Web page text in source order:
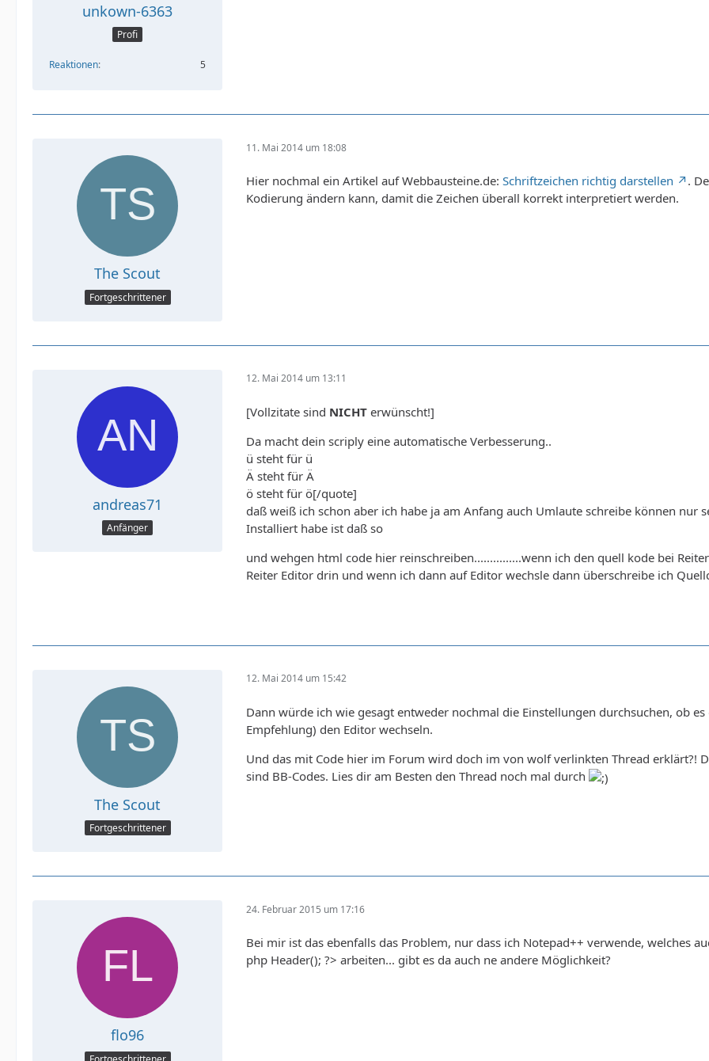
unkown-6363
Profi
Reaktionen 5
The Scout
Fortgeschrittener
11. Mai 2014 um 18:08
Hier nochmal ein Artikel auf Webbausteine.de: Schriftzeichen richtig darstellen
.
Kodierung ändern kann, damit die Zeichen überall korrekt interpretiert werden.
andreas71
Anfänger
12. Mai 2014 um 13:11
[Vollzitate sind NICHT erwünscht!]
Da macht dein scriply eine automatische Verbesserung..
ü steht für ü
Ä steht für Ä
ö steht für ö[/quote]
daß weiß ich schon aber ich habe ja am Anfang auch Umlaute schreibe können nur
Installiert habe ist daß so
und wehgen html code hier reinschreiben...............wenn ich den quell kode bei
Reiter Editor drin und wenn ich dann auf Editor wechsle dann überschreibe ich
The Scout
Fortgeschrittener
12. Mai 2014 um 15:42
Dann würde ich wie gesagt entweder nochmal die Einstellungen durchsuchen, ob
Empfehlung) den Editor wechseln.
Und das mit Code hier im Forum wird doch im von wolf verlinkten Thread erklärt?!
sind BB-Codes. Lies dir am Besten den Thread noch mal durch
flo96
24. Februar 2015 um 17:16
Bei mir ist das ebenfalls das Problem, nur dass ich Notepad++ verwende, welches
php Header(); ?> arbeiten... gibt es da auch ne andere Möglichkeit?